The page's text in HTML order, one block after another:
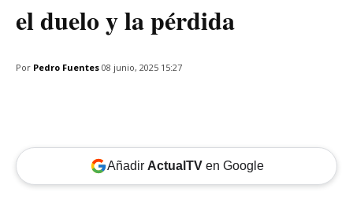
el duelo y la pérdida
Por Pedro Fuentes 08 junio, 2025 15:27
Añadir ActualTVen Google